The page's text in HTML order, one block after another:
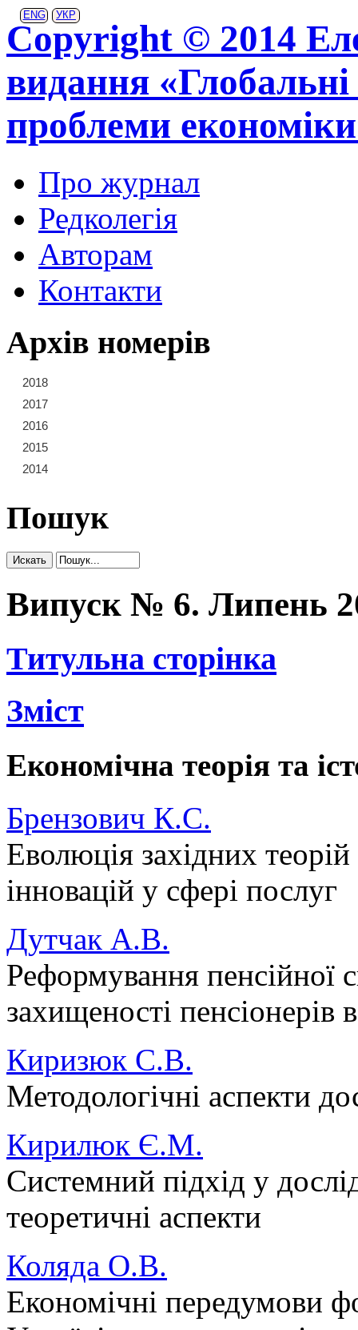
ENG УКР
Copyright © 2014
видання «Глобальні
проблеми
Про журнал
Редколегія
Авторам
Контакти
Архів номерів
2018
2017
2016
2015
2014
Пошук
Випуск № 6. Липень
Титульна сторінка
Зміст
Економічна теорія та
Брензович К.С.
Еволюція західних
інновацій у сфері послуг
Дутчак А.В.
Реформування пенсійної
захищеності пенсіонерів
Киризюк С.В.
Методологічні аспекти
Кирилюк Є.М.
Системний підхід у
теоретичні аспекти
Коляда О.В.
Економічні передумови